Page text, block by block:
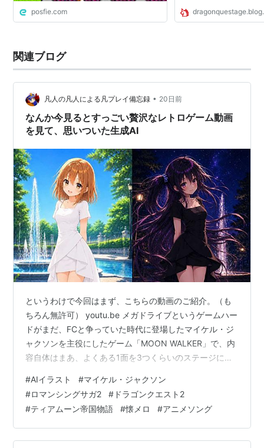
posfie.com
関連ブログ
凡人の凡人による凡プレイ備忘録 • 20日前
なんか今見るとすっごい贅沢なレトロゲーム動画
を見て、思いついた生成AI
というわけで今回はまず、こちらの動画のご紹介。（も
ちろん無許可） youtu.be メガドライブというゲームハー
ドがまだ、FCと争っていた時代に登場したマイケル・ジ
ャクソンを主役にしたゲーム「MOON WALKER」で、内
容自体はまあ、よくある1面を3つくらいのステージに分
るものなんだけど、これを主人公をマイケル・ジャクソ
ンにして、BGMからさらに超必殺技がダンスになるんだ
けど、その振り付けもすべてマイケル・ジャクソンのも
のであり、しかもムーンウォークが操作可能とか、当時
はまったく分からなかったんだけど、今なら分かる。こ
#AIイラスト #マイケル・ジャクソン
#ロマンシングサガ2 # ドラゴンクエスト2
#ティアムーン帝国物語 #懐メロ #アニメソング